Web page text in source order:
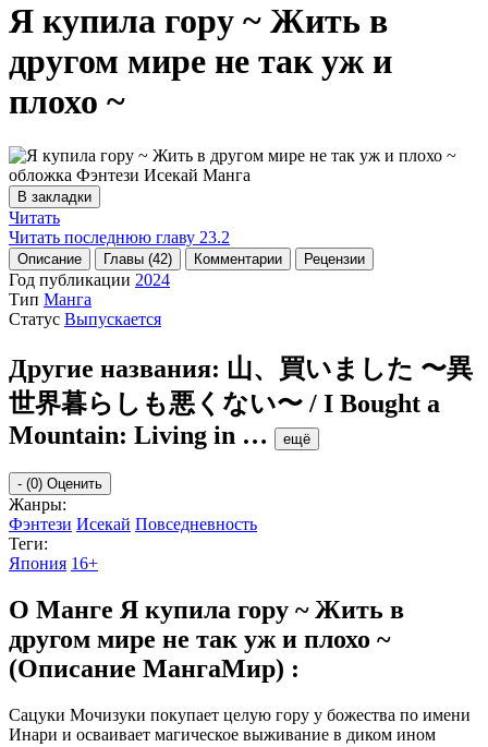
Я купила гору ~ Жить в
другом мире не так уж и
плохо ~
В закладки
Читать
Читать последнюю главу 23.2
Описание Главы (42) Комментарии Рецензии
Год публикации 2024
Тип Манга
Статус Выпускается
Другие названия: 山、買いました 〜異
世界暮らしも悪くない〜 / I Bought a
Mountain: Living in … ещё
- (0) Оценить
Жанры:
Фэнтези Исекай Повседневность
Теги:
Япония 16+
О Манге Я купила гору ~ Жить в
другом мире не так уж и плохо ~
(Описание МангаМир) :
Сацуки Мочизуки покупает целую гору у божества по имени
Инари и осваивает магическое выживание в диком ином